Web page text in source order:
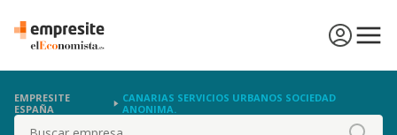
EMPRESITE
ESPAÑA
CANARIAS SERVICIOS URBANOS SOCIEDAD
ANONIMA.
Buscar